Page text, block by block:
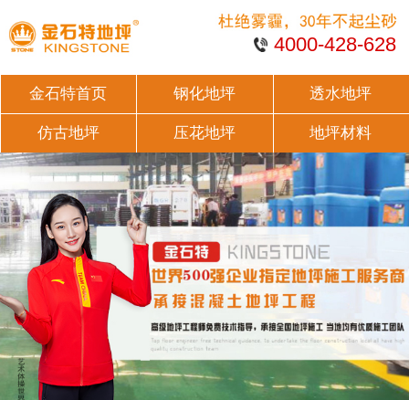
4000-428-628
金石特首页 钢化地坪 透水地坪
仿古地坪 压花地坪 地坪材料